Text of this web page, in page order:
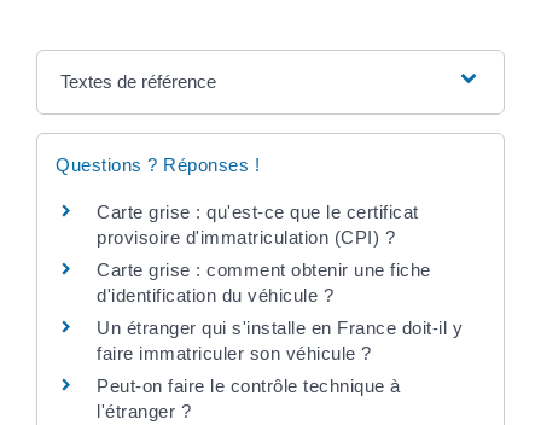
Textes de référence
Questions ? Réponses !
Carte grise : qu'est-ce que le certificat
provisoire d'immatriculation (CPI) ?
Carte grise : comment obtenir une fiche
d'identification du véhicule ?
Un étranger qui s'installe en France doit-il y
faire immatriculer son véhicule ?
Peut-on faire le contrôle technique à
l'étranger ?